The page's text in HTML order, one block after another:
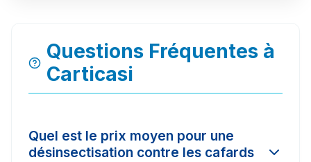
Questions Fréquentes à
Carticasi
Quel est le prix moyen pour une
désinsectisation contre les cafards